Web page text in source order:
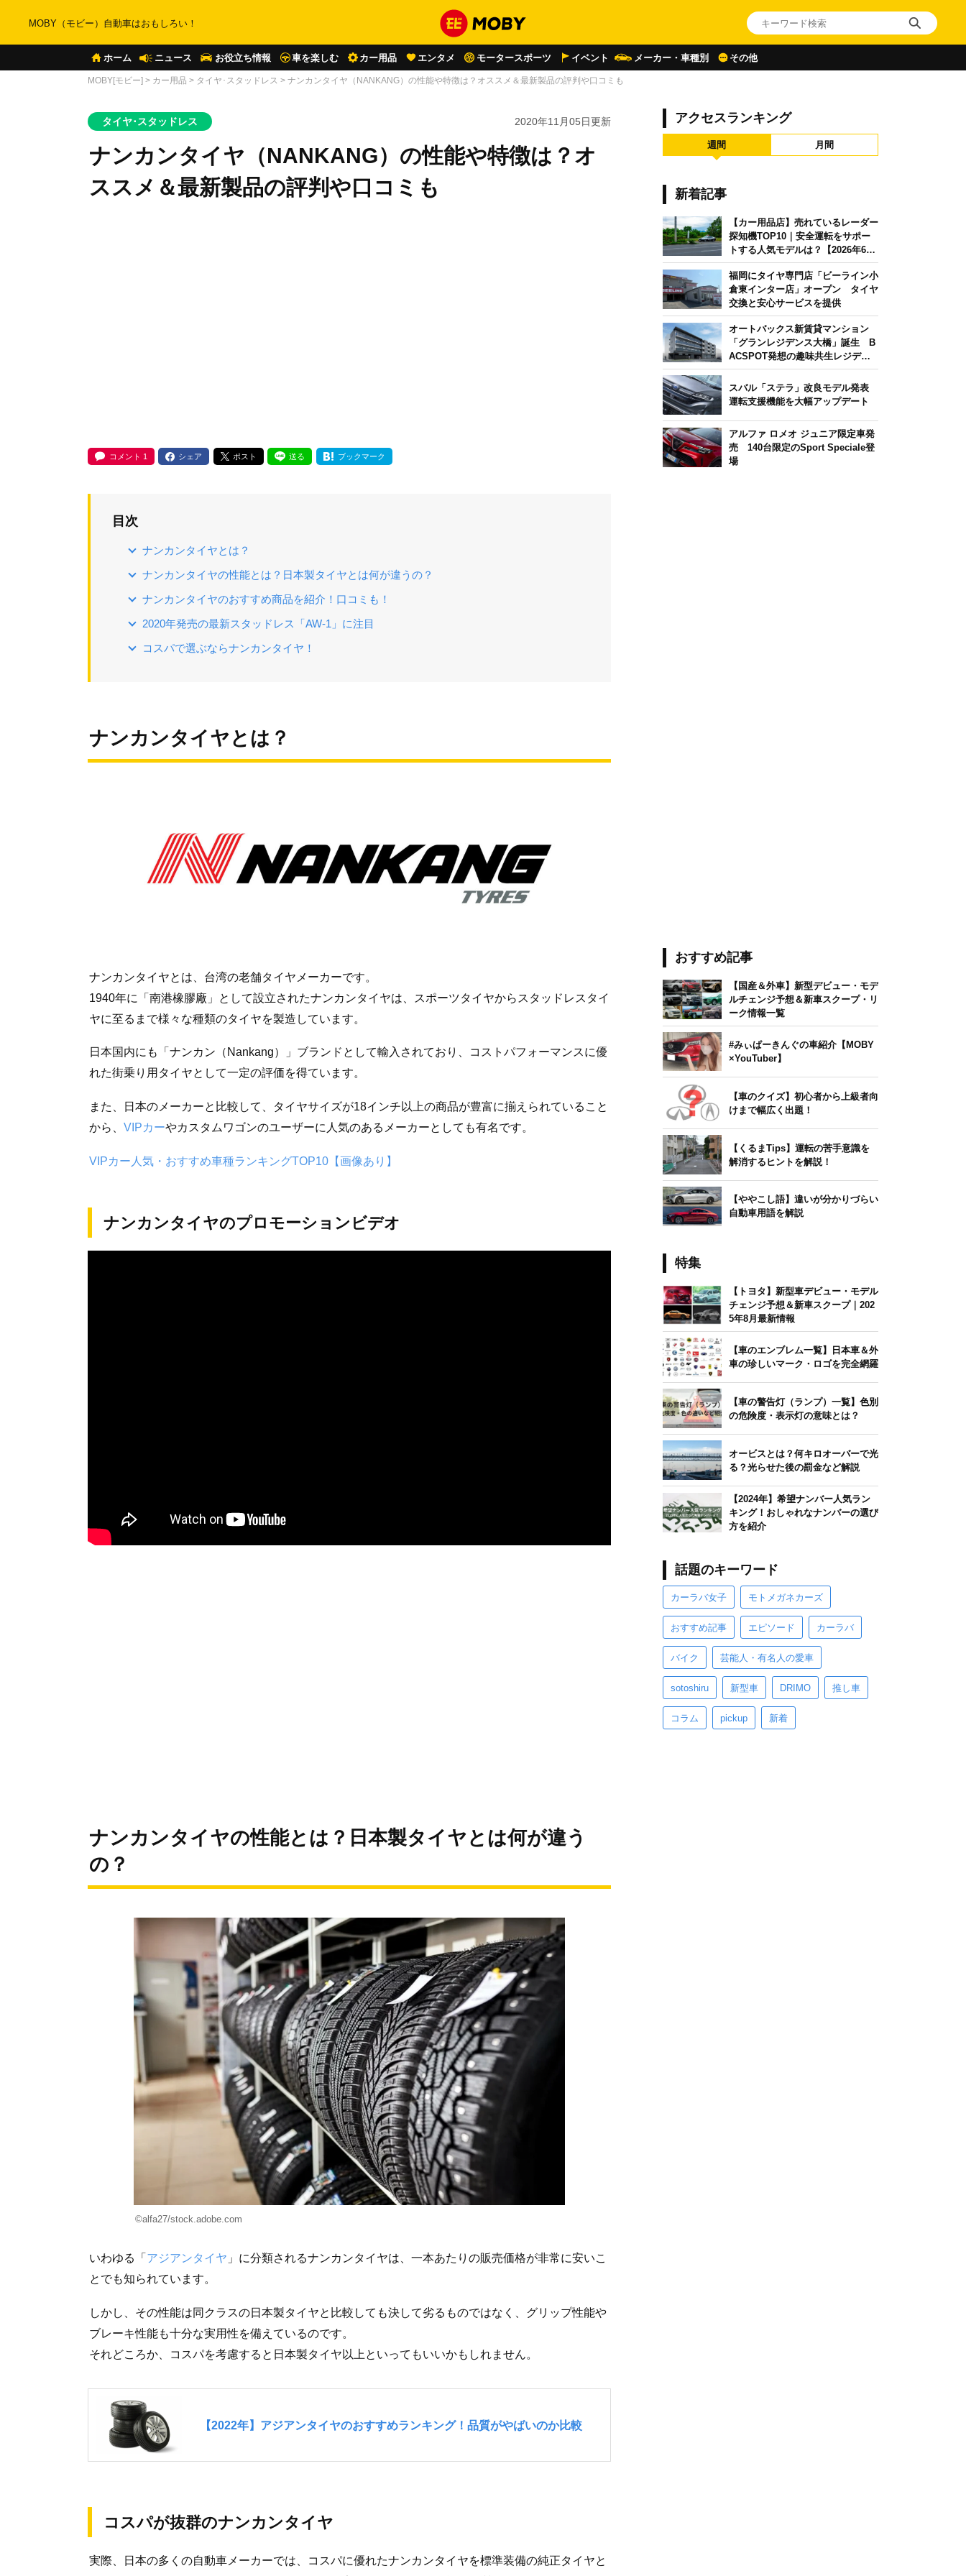
MOBY（モビー）自動車はおもしろい！
ホーム ニュース お役立ち情報 車を楽しむ カー用品 エンタメ モータースポーツ イベント メーカー・車種別 その他
MOBY[モビー] > カー用品 > タイヤ･スタッドレス > ナンカンタイヤ（NANKANG）の性能や特徴は？オススメ＆最新製品の評判や口コミも
タイヤ･スタッドレス 2020年11月05日更新
ナンカンタイヤ（NANKANG）の性能や特徴は？オ
ススメ＆最新製品の評判や口コミも
コメント 1 シェア ポスト 送る ブックマーク
目次
ナンカンタイヤとは？
ナンカンタイヤの性能とは？日本製タイヤとは何が違うの？
ナンカンタイヤのおすすめ商品を紹介！口コミも！
2020年発売の最新スタッドレス「AW-1」に注目
コスパで選ぶならナンカンタイヤ！
ナンカンタイヤとは？
ナンカンタイヤとは、台湾の老舗タイヤメーカーです。
1940年に「南港橡膠廠」として設立されたナンカンタイヤは、スポーツタイヤからスタッドレスタイ
ヤに至るまで様々な種類のタイヤを製造しています。
日本国内にも「ナンカン（Nankang）」ブランドとして輸入されており、コストパフォーマンスに優
れた街乗り用タイヤとして一定の評価を得ています。
また、日本のメーカーと比較して、タイヤサイズが18インチ以上の商品が豊富に揃えられていること
から、 VIPカーやカスタムワゴンのユーザーに人気のあるメーカーとしても有名です。
VIPカー人気・おすすめ車種ランキングTOP10【画像あり】
ナンカンタイヤのプロモーションビデオ
ナンカンタイヤの性能とは？日本製タイヤとは何が違う
の？
©alfa27/stock.adobe.com
いわゆる「 アジアンタイヤ 」に分類されるナンカンタイヤは、一本あたりの販売価格が非常に安いこ
とでも知られています。
しかし、その性能は同クラスの日本製タイヤと比較しても決して劣るものではなく、グリップ性能や
ブレーキ性能も十分な実用性を備えているのです。
それどころか、コスパを考慮すると日本製タイヤ以上といってもいいかもしれません。
コスパが抜群のナンカンタイヤ
実際、日本の多くの自動車メーカーでは、コスパに優れたナンカンタイヤを標準装備の純正タイヤと
アクセスランキング
週間 月間
新着記事
【カー用品店】売れているレーダー
探知機TOP10｜安全運転をサポー
トする人気モデルは？【2026年6月
版】
福岡にタイヤ専門店「ビーライン小
倉東インター店」オープン タイヤ
交換と安心サービスを提供
オートバックス新賃貸マンション
「グランレジデンス大橋」誕生 B
ACSPOT発想の趣味共生レジデン
ス
スバル「ステラ」改良モデル発表
運転支援機能を大幅アップデート
アルファ ロメオ ジュニア限定車発
売 140台限定のSport Speciale登
場
おすすめ記事
【国産＆外車】新型デビュー・モデ
ルチェンジ予想＆新車スクープ・リ
ーク情報一覧
#みぃぱーきんぐの車紹介【MOBY
×YouTuber】
【車のクイズ】初心者から上級者向
けまで幅広く出題！
【くるまTips】運転の苦手意識を
解消するヒントを解説！
【ややこし語】違いが分かりづらい
自動車用語を解説
特集
【トヨタ】新型車デビュー・モデル
チェンジ予想＆新車スクープ｜202
5年8月最新情報
【車のエンブレム一覧】日本車＆外
車の珍しいマーク・ロゴを完全網羅
【車の警告灯（ランプ）一覧】色別
の危険度・表示灯の意味とは？
オービスとは？何キロオーバーで光
る？光らせた後の罰金など解説
【2024年】希望ナンバー人気ラン
キング！おしゃれなナンバーの選び
方を紹介
話題のキーワード
カーラバ女子 モトメガネカーズ
おすすめ記事 エピソード カーラバ
バイク 芸能人・有名人の愛車
sotoshiru 新型車 DRIMO 推し車
コラム pickup 新着